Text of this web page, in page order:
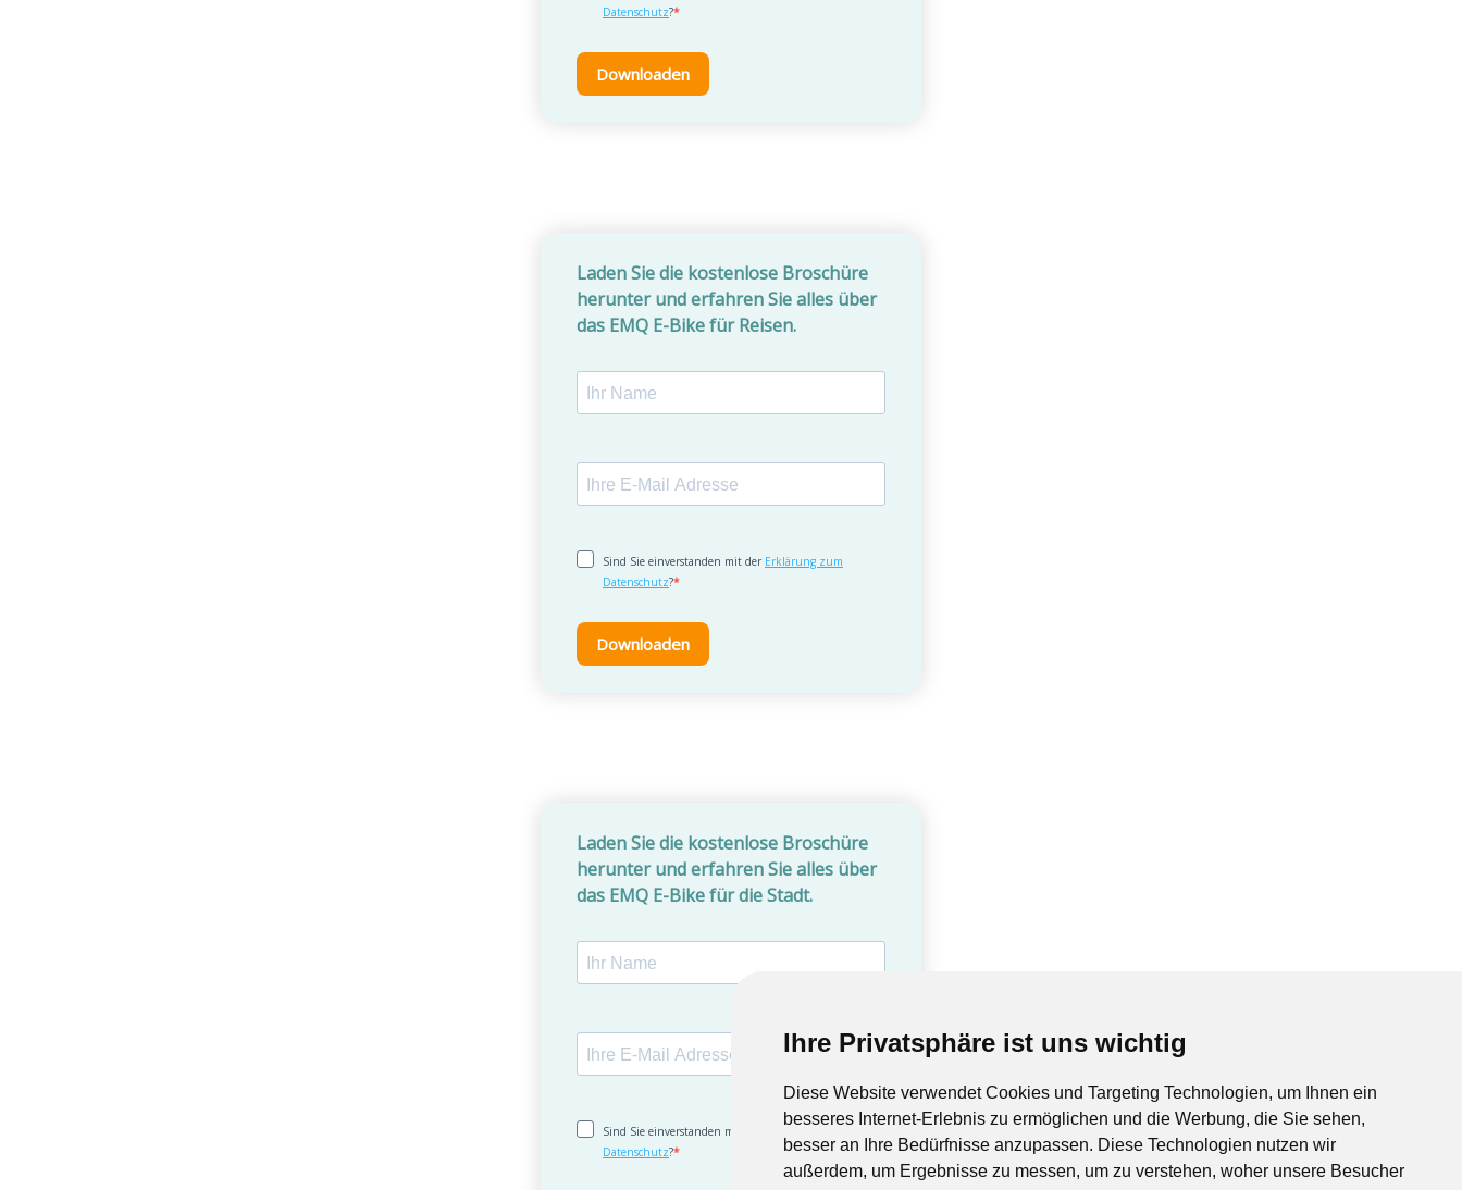
Ihre Privatsphäre ist uns wichtig
Diese Website verwendet Cookies und Targeting Technologien, um Ihnen ein
besseres Internet-Erlebnis zu ermöglichen und die Werbung, die Sie sehen,
besser an Ihre Bedürfnisse anzupassen. Diese Technologien nutzen wir
außerdem, um Ergebnisse zu messen, um zu verstehen, woher unsere Besucher
Ihre Privatsphäre ist uns wichtig
Diese Website verwendet Cookies und Targeting Technologien, um Ihnen ein
besseres Internet-Erlebnis zu ermöglichen und die Werbung, die Sie sehen,
besser an Ihre Bedürfnisse anzupassen. Diese Technologien nutzen wir
außerdem, um Ergebnisse zu messen, um zu verstehen, woher unsere Besucher